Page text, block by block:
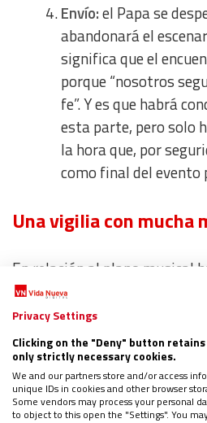
Envío:el Papa se
abandonará el
significa que el
porque “nosotros
fe”. Y es que habrá
esta parte, pero solo
la hora que, por
como final del evento
Una vigilia con mucha
En relación al plano musical
Cebrián, director artístico de
revelado los primeros
allá de Hakuna, entre los que
Mr. Rain, Hey Kid y Lola Tuduri
otros que se conocerán en
Privacy Settings
Clicking on the "Deny" button
only strictly necessary cookies.
We and our partners store and/or access
unique IDs in cookies and other browser
Some vendors may process your personal
to object to this open the "Settings". You